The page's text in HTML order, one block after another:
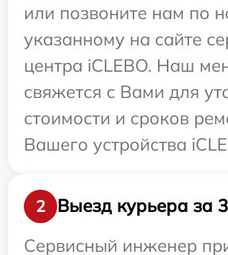
или позвоните нам по
указанному на сайте
центра iCLEBO. Наш
свяжется с Вами для
стоимости и сроков
Вашего устройства
2
Выезд курьера за
Сервисный инженер